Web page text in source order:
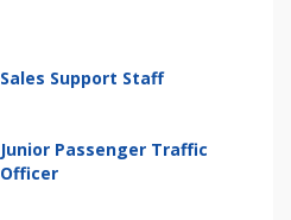
Sales Support Staff
Junior Passenger Traffic
Officer